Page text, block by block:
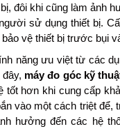
đôi khi cũng làm ảnh
sử dụng thiết bị.
vệ thiết bị trước bụi
năng ưu việt từ các
máy đo góc kỹ
hơn khi cung cấp
vào một cách triệt để,
hưởng đến các hệ